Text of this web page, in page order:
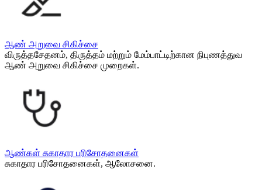
ஆண் அறுவை சிகிச்சை
விருத்தசேதனம், திருத்தம் மற்றும் மேம்பாட்டிற்கான நிபுணத்துவ
ஆண் அறுவை சிகிச்சை முறைகள்.
ஆண்கள் சுகாதார பரிசோதனைகள்
சுகாதார பரிசோதனைகள், ஆலோசனை.